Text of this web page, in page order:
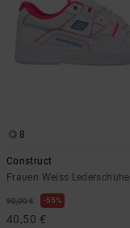
8
Construct
Frauen Weiss Lederschuhe
90,00 € 55%
40,50 €